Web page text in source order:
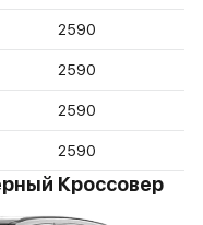
2590
2590
2590
2590
Кроссовер